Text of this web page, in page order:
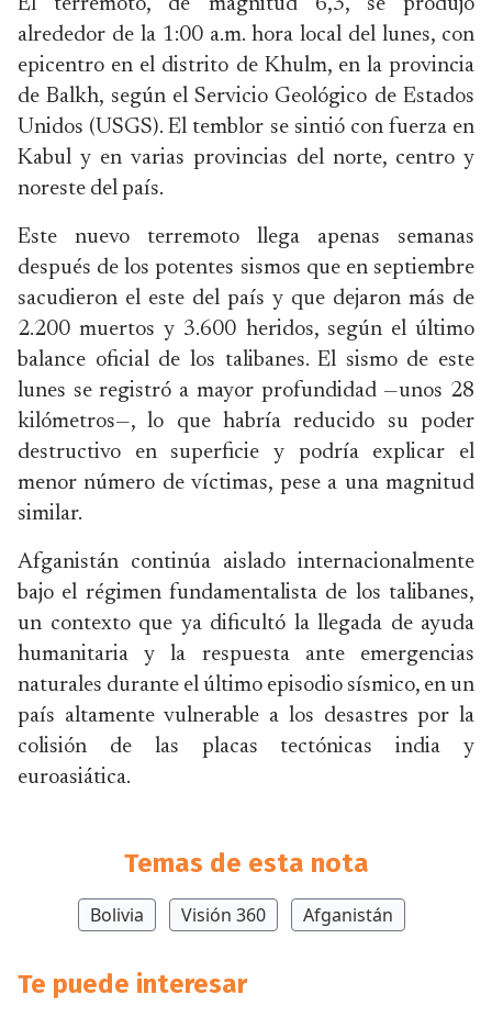
El terremoto, de magnitud 6,3, se produjo
alrededor de la 1:00 a.m. hora local del lunes, con
epicentro en el distrito de Khulm, en la provincia
de Balkh, según el Servicio Geológico de Estados
Unidos (USGS). El temblor se sintió con fuerza en
Kabul y en varias provincias del norte, centro y
noreste del país.
Este nuevo terremoto llega apenas semanas
después de los potentes sismos que en septiembre
sacudieron el este del país y que dejaron más de
2.200 muertos y 3.600 heridos, según el último
balance oficial de los talibanes. El sismo de este
lunes se registró a mayor profundidad —unos 28
kilómetros—, lo que habría reducido su poder
destructivo en superficie y podría explicar el
menor número de víctimas, pese a una magnitud
similar.
Afganistán continúa aislado internacionalmente
bajo el régimen fundamentalista de los talibanes,
un contexto que ya dificultó la llegada de ayuda
humanitaria y la respuesta ante emergencias
naturales durante el último episodio sísmico, en un
país altamente vulnerable a los desastres por la
colisión de las placas tectónicas india y
euroasiática.
Temas de esta nota
Bolivia Visión 360 Afganistán
Te puede interesar